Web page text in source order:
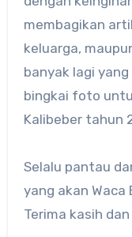
membagikan
keluarga,
banyak lagi
bingkai foto
Kalibeber tahun
Selalu pantau
yang akan
Terima kasih